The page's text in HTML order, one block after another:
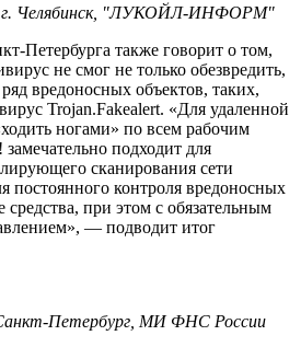
г. Челябинск, "ЛУКОЙЛ-ИНФОРМ"
Петербурга также говорит о том,
не смог не только обезвредить,
вредоносных объектов, таких,
Trojan.Fakealert. «Для удаленной
ногами» по всем рабочим
подходит для
сканирования сети
постоянного контроля вредоносных
при этом с обязательным
— подводит итог
Санкт-Петербург, МИ ФНС России